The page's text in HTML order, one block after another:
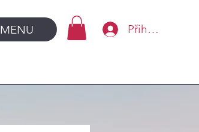
MENU Přihlásit se